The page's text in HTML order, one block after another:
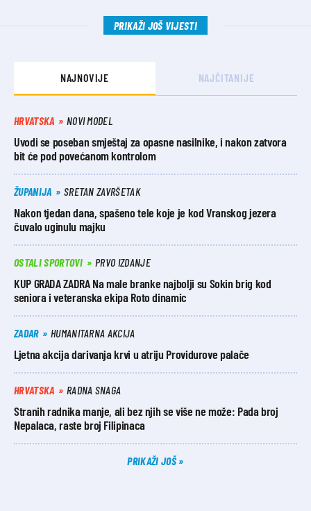
PRIKAŽI JOŠ VIJESTI
NAJNOVIJE NAJČITANIJE
HRVATSKA NOVI MODEL
Uvodi se poseban smještaj za opasne nasilnike, i nakon zatvora
bit će pod povećanom kontrolom
ŽUPANIJA SRETAN ZAVRŠETAK
Nakon tjedan dana, spašeno tele koje je kod Vranskog jezera
čuvalo uginulu majku
OSTALI SPORTOVI PRVO IZDANJE
KUP GRADA ZADRA Na male branke najbolji su Sokin brig kod
seniora i veteranska ekipa Roto dinamic
ZADAR HUMANITARNA AKCIJA
Ljetna akcija darivanja krvi u atriju Providurove palače
HRVATSKA RADNA SNAGA
Stranih radnika manje, ali bez njih se više ne može: Pada broj
Nepalaca, raste broj Filipinaca
PRIKAŽI JOŠ